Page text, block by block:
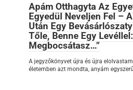
Apám Otthagyta Az
Egyedül Neveljen Fel –
Után Egy
Tőle, Benne Egy
Megbocsátasz…”
A jegyzőkönyvet újra és újra
életemben azt mondta, anyám